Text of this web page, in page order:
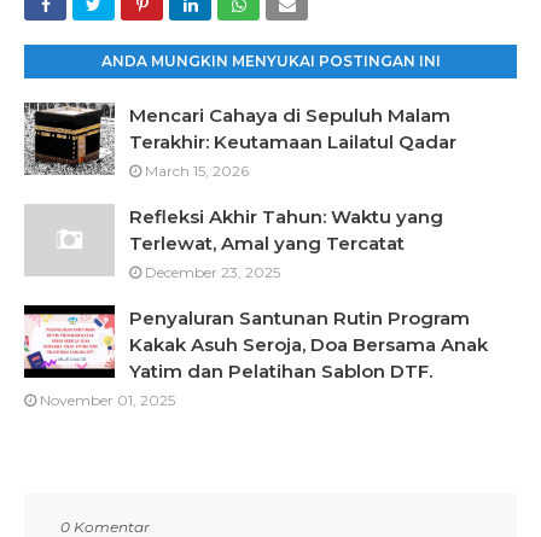
ANDA MUNGKIN MENYUKAI POSTINGAN INI
Mencari Cahaya di Sepuluh Malam
Terakhir: Keutamaan Lailatul Qadar
March 15, 2026
Refleksi Akhir Tahun: Waktu yang
Terlewat, Amal yang Tercatat
December 23, 2025
Penyaluran Santunan Rutin Program
Kakak Asuh Seroja, Doa Bersama Anak
Yatim dan Pelatihan Sablon DTF.
November 01, 2025
0 Komentar